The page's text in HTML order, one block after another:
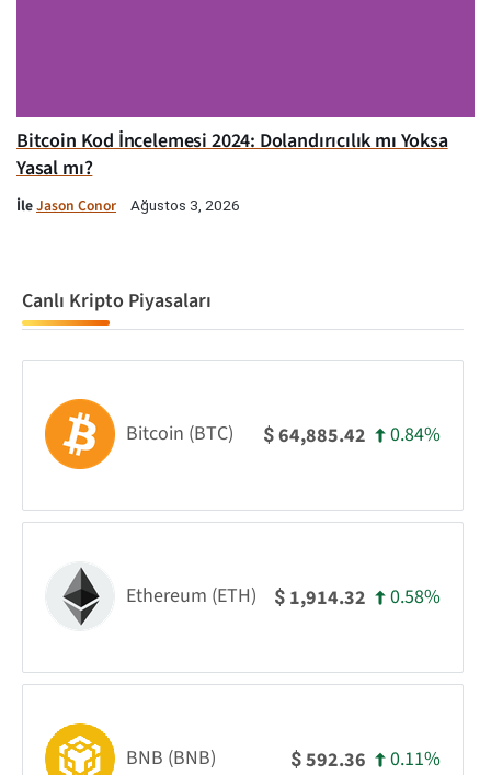
Bitcoin Kod İncelemesi 2024: Dolandırıcılık mı Yoksa
Yasal mı?
İleJason Conor Ağustos 3, 2026
Canlı Kripto Piyasaları
Bitcoin (BTC) $64,885.42 0.84%
Ethereum (ETH) $ 1,914.32 0.58%
BNB (BNB) $592.36 0.11%